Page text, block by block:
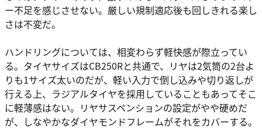
ー不足を感じさせない。厳しい規制適応後も回しきれる楽し
さは不変だ。
ハンドリングについては、相変わらず軽快感が際立ってい
る。タイヤサイズはCB250Rと共通で、リヤは2気筒の2台よ
りも1サイズ太いのだが、軽い入力で倒し込みや切り返しが
行える上、ラジアルタイヤを採用していることもあってそこ
に軽薄感はない。リヤサスペンションの設定がやや硬めだ
が、しなやかなダイヤモンドフレームがそれをカバーする。